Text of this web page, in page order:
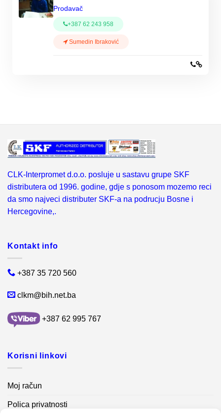
Prodavač
+387 62 243 958
Sumedin Ibraković
CLK-Interpromet d.o.o. posluje u sastavu grupe SKF
distributera od 1996. godine, gdje s ponosom mozemo reci
da smo najveci distributer SKF-a na podrucju Bosne i
Hercegovine,.
Kontakt info
+387 35 720 560
clkm@bih.net.ba
+387 62 995 767
Korisni linkovi
Moj račun
Polica privatnosti